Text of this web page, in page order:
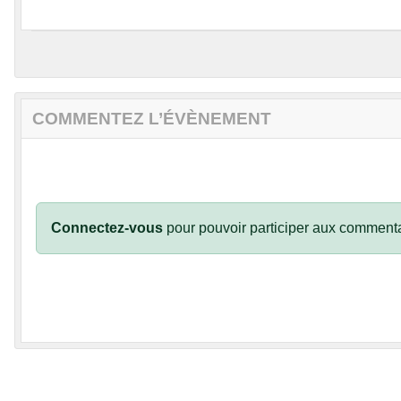
COMMENTEZ L’ÉVÈNEMENT
Connectez-vous pour pouvoir participer aux